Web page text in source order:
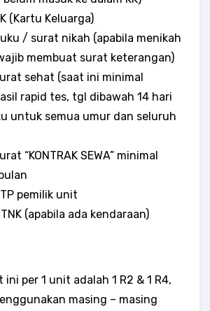
(Kartu Keluarga)
/ surat nikah (apabila menikah
membuat surat keterangan)
sehat (saat ini minimal
rapid tes, tgl dibawah 14 hari
untuk semua umur dan seluruh
“KONTRAK SEWA” minimal
pemilik unit
(apabila ada kendaraan)
per 1 unit adalah 1 R2 & 1 R4,
masing – masing